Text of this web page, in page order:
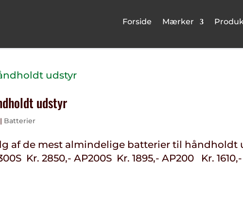
Forside Mærker
udstyr
| Batterier
af de mest almindelige batterier til håndholdt
Kr. 2850,- AP200S Kr. 1895,- AP200 Kr. 1610,-